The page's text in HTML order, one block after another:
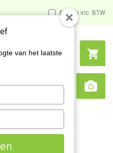
Prijzen inc. BTW
Search
van het laatste